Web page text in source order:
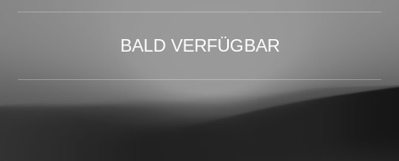
BALD VERFÜGBAR